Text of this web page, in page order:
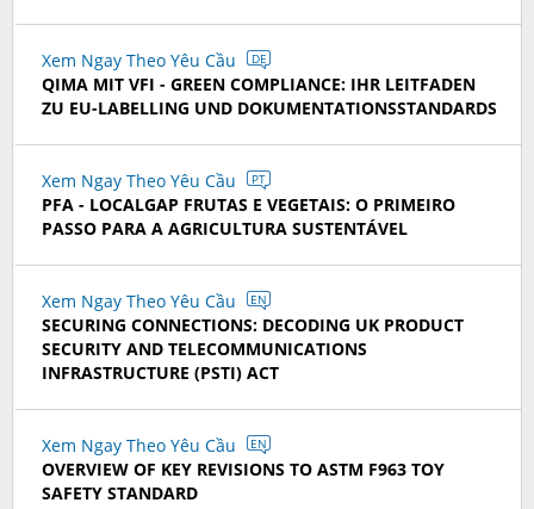
Xem Ngay Theo Yêu Cầu DE
QIMA MIT VFI - GREEN COMPLIANCE: IHR LEITFADEN
ZU EU-LABELLING UND DOKUMENTATIONSSTANDARDS
Xem Ngay Theo Yêu Cầu PT
PFA - LOCALGAP FRUTAS E VEGETAIS: O PRIMEIRO
PASSO PARA A AGRICULTURA SUSTENTÁVEL
Xem Ngay Theo Yêu Cầu EN
SECURING CONNECTIONS: DECODING UK PRODUCT
SECURITY AND TELECOMMUNICATIONS
INFRASTRUCTURE (PSTI) ACT
Xem Ngay Theo Yêu Cầu EN
OVERVIEW OF KEY REVISIONS TO ASTM F963 TOY
SAFETY STANDARD